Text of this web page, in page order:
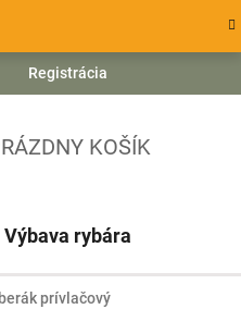
Registrácia
KOŠÍK
Výbava rybára
prívlačový